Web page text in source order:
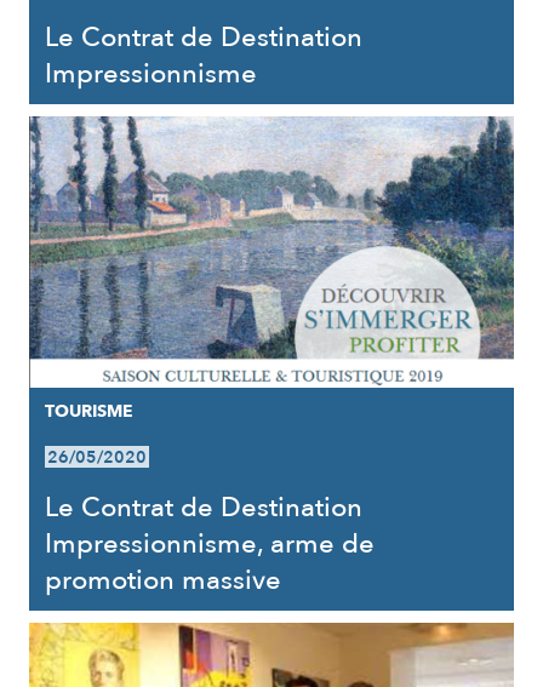
Le Contrat de Destination
Impressionnisme
TOURISME
26/05/2020
Le Contrat de Destination
Impressionnisme, arme de
promotion massive